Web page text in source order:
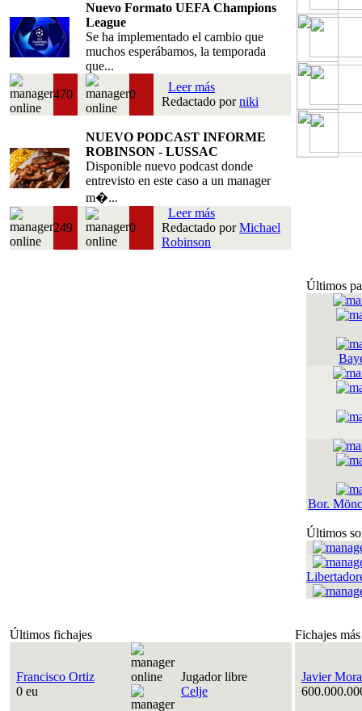
Nuevo Formato UEFA Champions
League
Se ha implementado el cambio que
muchos esperábamos, la temporada
que...
470 0
Leer más
Redactado porniki
NUEVO PODCAST INFORME
ROBINSON - LUSSAC
Disponible nuevo podcast donde
entrevisto en este caso a un manager
m�...
249 0
Leer más
Redactado porMichael
Robinson
Últimos
Bor.
Últimos
Últimos fichajes Fichajes
Francisco Ortiz
0 eu
Jugador libre
Celje
Javier